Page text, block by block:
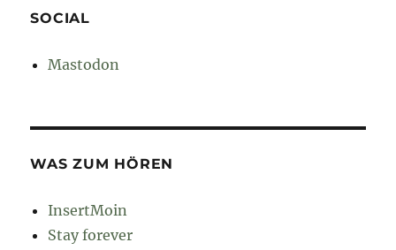
SOCIAL
Mastodon
WAS ZUM HÖREN
InsertMoin
Stay forever